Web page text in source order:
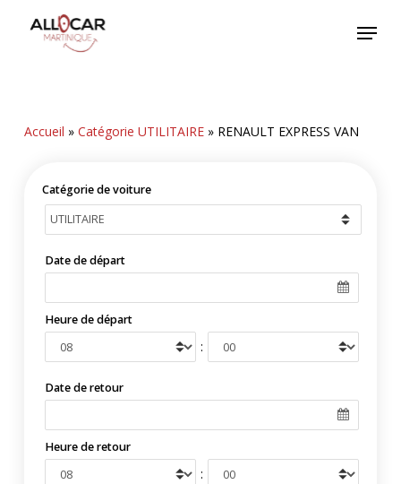
Menu
Accueil » Catégorie UTILITAIRE» RENAULT EXPRESS VAN
Catégorie de voiture
Date de départ
Heure de départ
:
Date de retour
Heure de retour
: